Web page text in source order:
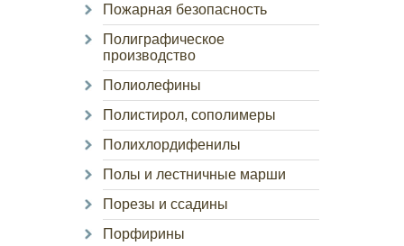
Пожарная безопасность
Полиграфическое
производство
Полиолефины
Полистирол, сополимеры
Полихлордифенилы
Полы и лестничные марши
Порезы и ссадины
Порфирины